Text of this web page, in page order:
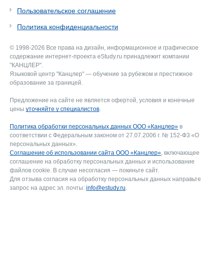
Пользовательское соглашение
Политика конфиденциальности
© 1998-2026 Все права на дизайн, информационное и графическое
содержание интернет-проекта eStudy.ru принадлежит компании
"КАНЦЛЕР".
Языковой центр "Канцлер" — обучение за рубежом и престижное
образование за границей.
Предложение на сайте не является офертой, условия и конечные
цены уточняйте у специалистов.
Политика обработки персональных данных ООО «Канцлер» в
соответствии с Федеральным законом от 27.07.2006 г. № 152-ФЗ «О
персональных данных».
Соглашение об использовании сайта ООО «Канцлер», включающее
соглашение на обработку персональных данных и использование
файлов cookie. В случае несогласия — покиньте сайт.
Для отзыва согласия на обработку персональных данных направьте
запрос на адрес эл. почты: info@estudy.ru.